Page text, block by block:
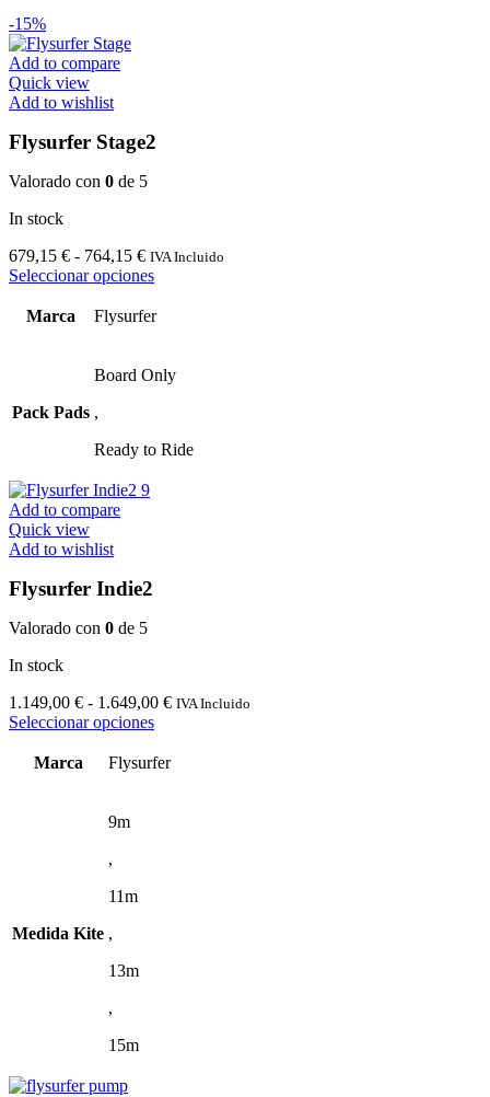
-15%
Add to compare
Quick view
Add to wishlist
Flysurfer Stage2
Valorado con 0 de 5
In stock
679,15 € - 764,15 €Rango
de
desde
764,15 €
IVA Incluido
Seleccionar opcionesEste
tiene
Las
elegir
Marca Flysurfer
Pack Pads
Board Only
,
Ready to Ride
Add to compare
Quick view
Add to wishlist
Flysurfer Indie2
Valorado con 0 de 5
In stock
1.149,00 € - 1.649,00 €Rango
desde
IVA Incluido
Seleccionar opcionesEste
tiene
Marca Flysurfer
Medida Kite
9m
,
11m
,
13m
,
15m